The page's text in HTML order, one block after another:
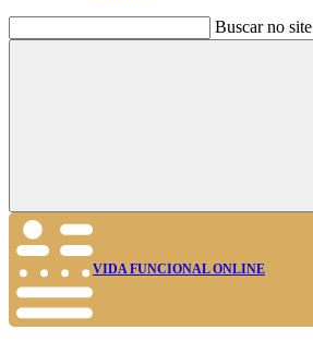
Buscar no site
Buscar
VIDA FUNCIONAL ONLINE